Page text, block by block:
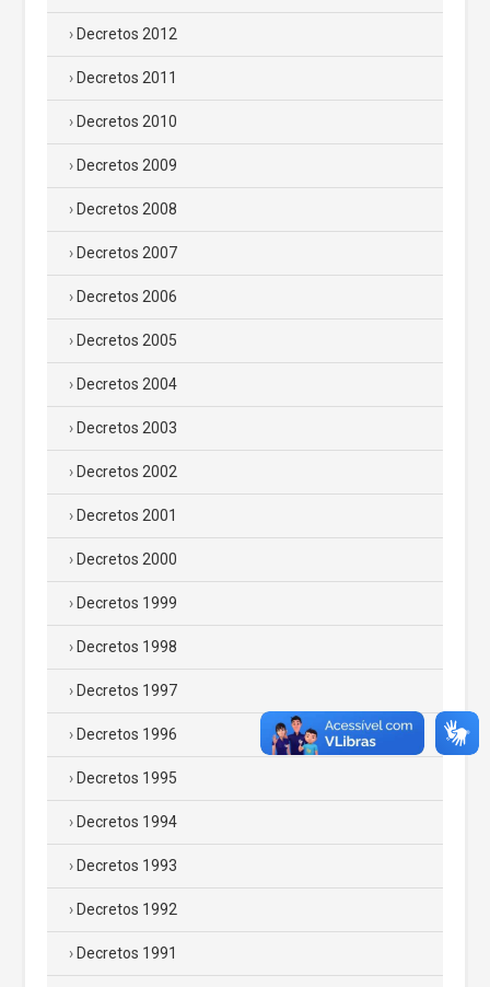
Decretos 2012
Decretos 2011
Decretos 2010
Decretos 2009
Decretos 2008
Decretos 2007
Decretos 2006
Decretos 2005
Decretos 2004
Decretos 2003
Decretos 2002
Decretos 2001
Decretos 2000
Decretos 1999
Decretos 1998
Decretos 1997
Decretos 1996
Decretos 1995
Decretos 1994
Decretos 1993
Decretos 1992
Decretos 1991